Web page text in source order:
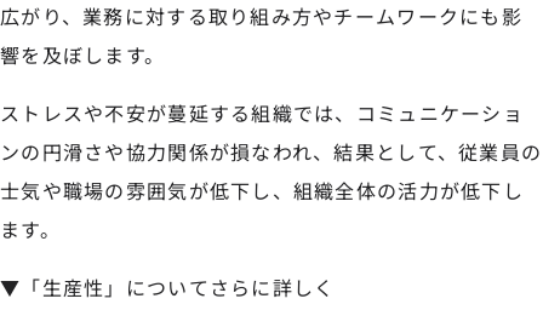
広がり、業務に対する取り組み方やチームワークにも影
響を及ぼします。
ストレスや不安が蔓延する組織では、コミュニケーショ
ンの円滑さや協力関係が損なわれ、結果として、従業員の
士気や職場の雰囲気が低下し、組織全体の活力が低下し
ます。
▼「生産性」についてさらに詳しく